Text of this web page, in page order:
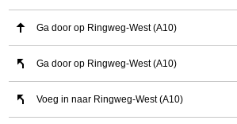
Ga door op Ringweg-West (A10)
Ga door op Ringweg-West (A10)
Voeg in naar Ringweg-West (A10)